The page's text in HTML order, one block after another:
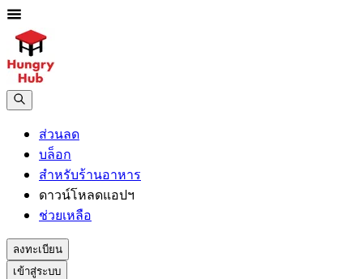
ส่วนลด
บล็อก
สำหรับร้านอาหาร
ดาวน์โหลดแอปฯ
ช่วยเหลือ
ลงทะเบียน
เข้าสู่ระบบ